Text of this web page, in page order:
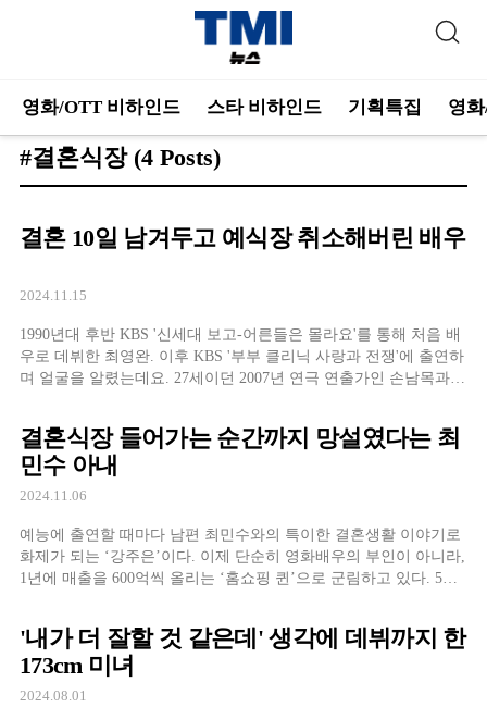
영화/OTT 비하인드 스타 비하인드 기획특집 영
#결혼식장 (4 Posts)
결혼 10일 남겨두고 예식장 취소해버린 배우
2024.11.15
1990년대 후반 KBS '신세대 보고-어른들은 몰라요'를 통해 처음 배
우로 데뷔한 최영완. 이후 KBS '부부 클리닉 사랑과 전쟁'에 출연하
며 얼굴을 알렸는데요. 27세이던 2007년 연극 연출가인 손남목과
풀이쇼 동치미
결혼식장 들어가는 순간까지 망설였다는 최
민수 아내
2024.11.06
예능에 출연할 때마다 남편 최민수와의 특이한 결혼생활 이야기로
화제가 되는 ‘강주은’이다. 이제 단순히 영화배우의 부인이 아니라,
1년에 매출을 600억씩 올리는 ‘홈쇼핑 퀸’으로 군림하고 있다. 5일
가 이를 단박에 거절
'내가 더 잘할 것 같은데' 생각에 데뷔까지 한
173cm 미녀
2024.08.01